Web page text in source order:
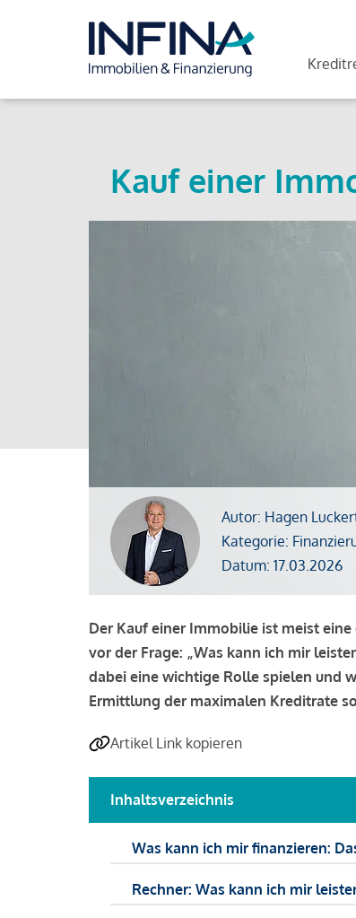
Kauf einer
Autor: Hagen
Kategorie:
Datum: 17.03.2026
Der Kauf einer Immobilie ist meist
vor der Frage: „Was kann ich mir
dabei eine wichtige Rolle spielen und
Ermittlung der maximalen Kreditrate
Artikel Link kopieren
Inhaltsverzeichnis
Was kann ich mir finanzieren:
Rechner: Was kann ich mir